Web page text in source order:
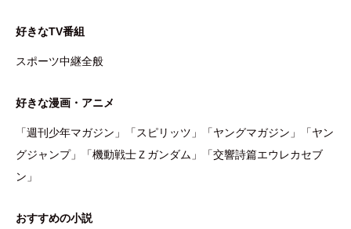
好きなTV番組
スポーツ中継全般
好きな漫画・アニメ
「週刊少年マガジン」「スピリッツ」「ヤングマガジン」「ヤン
グジャンプ」「機動戦士Ｚガンダム」「交響詩篇エウレカセブ
ン」
おすすめの小説